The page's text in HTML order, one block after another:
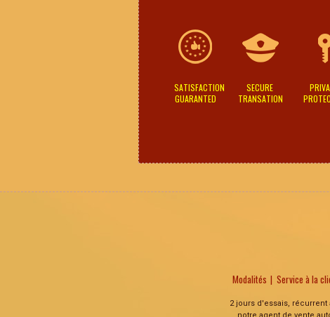
SATISFACTION
GUARANTED
SECURE
TRANSATION
Modalités Service à la
2 jours d'essais, récurrent